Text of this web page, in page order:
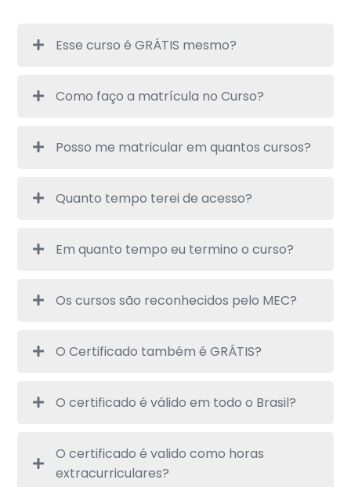
Esse curso é GRÁTIS mesmo?
Como faço a matrícula no Curso?
Posso me matricular em quantos cursos?
Quanto tempo terei de acesso?
Em quanto tempo eu termino o curso?
Os cursos são reconhecidos pelo MEC?
O Certificado também é GRÁTIS?
O certificado é válido em todo o Brasil?
O certificado é valido como horas
extracurriculares?